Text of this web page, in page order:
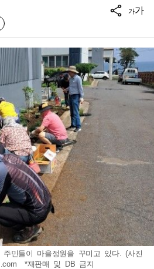
가가
민들이 마을정원을 꾸미고 있다. (사진
*재판매 및 DB 금지